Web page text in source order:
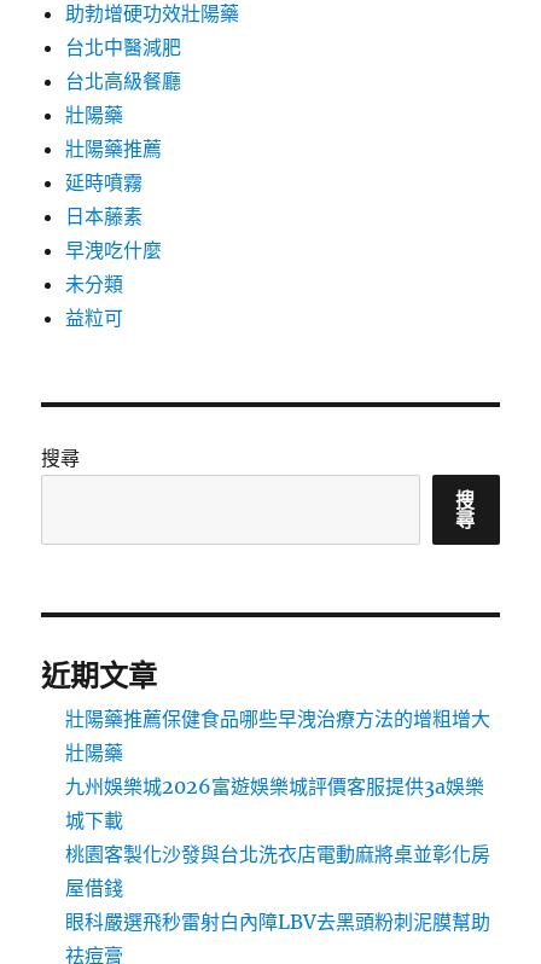
助勃增硬功效壯陽藥
台北中醫減肥
台北高級餐廳
壯陽藥
壯陽藥推薦
延時噴霧
日本藤素
早洩吃什麼
未分類
益粒可
搜尋
搜
尋
近期文章
壯陽藥推薦保健食品哪些早洩治療方法的增粗增大
壯陽藥
九州娛樂城2026富遊娛樂城評價客服提供3a娛樂
城下載
桃園客製化沙發與台北洗衣店電動麻將桌並彰化房
屋借錢
眼科嚴選飛秒雷射白內障LBV去黑頭粉刺泥膜幫助
祛痘膏